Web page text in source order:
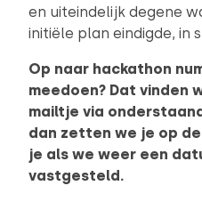
en uiteindelijk degene
initiële plan eindigde, in
Op naar hackathon
meedoen? Dat vinden
mailtje via
dan zetten we je op
je als we weer een
vastgesteld.